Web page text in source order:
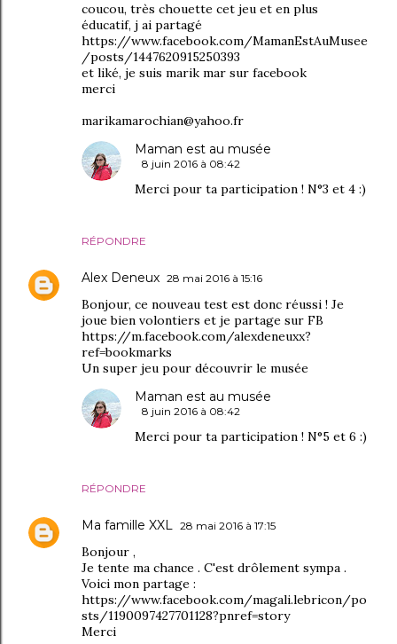
coucou, très chouette cet jeu et en plus
éducatif, j ai partagé
https://www.facebook.com/MamanEstAuMusee
/posts/1447620915250393
et liké, je suis marik mar sur facebook
merci
marikamarochian@yahoo.fr
RÉPONDRE
Maman est au musée
8 juin 2016 à 08:42
Merci pour ta participation ! N°3 et 4 :)
Alex Deneux 28 mai 2016 à 15:16
Bonjour, ce nouveau test est donc réussi ! Je
joue bien volontiers et je partage sur FB
https://m.facebook.com/alexdeneuxx?
ref=bookmarks
Un super jeu pour découvrir le musée
RÉPONDRE
Maman est au musée
8 juin 2016 à 08:42
Merci pour ta participation ! N°5 et 6 :)
Ma famille XXL 28 mai 2016 à 17:15
Bonjour ,
Je tente ma chance . C'est drôlement sympa .
Voici mon partage :
https://www.facebook.com/magali.lebricon/po
sts/1190097427701128?pnref=story
Merci